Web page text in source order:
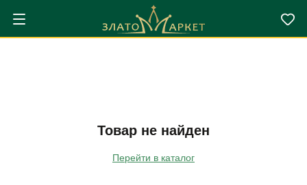
Товар не найден
Перейти в каталог